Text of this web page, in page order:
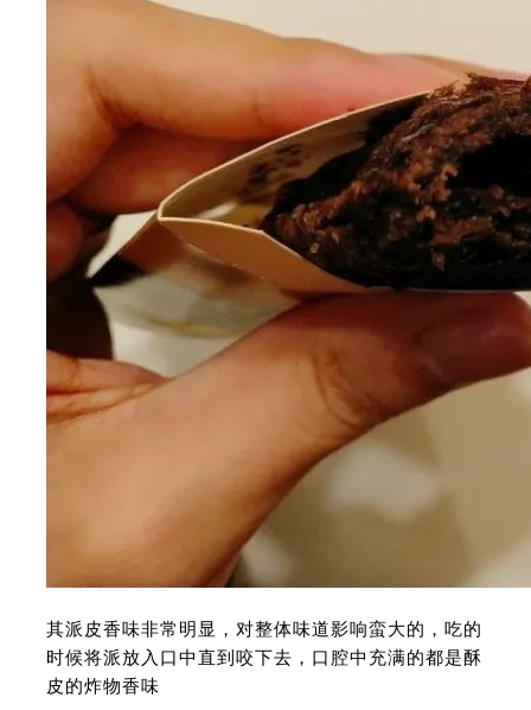
其派皮香味非常明显，对整体味道影响蛮大的，吃的
时候将派放入口中直到咬下去，口腔中充满的都是酥
皮的炸物香味